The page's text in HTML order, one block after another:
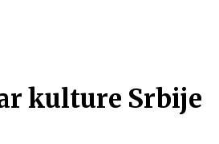
kulture Srbije